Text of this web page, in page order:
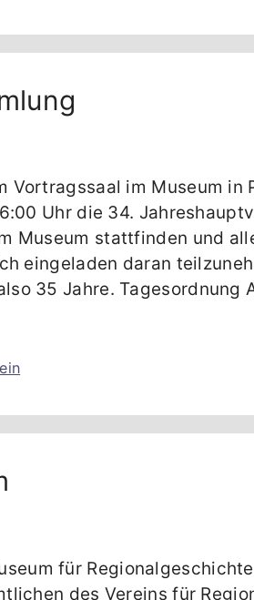
Vortragssaal im Museum in
Uhr die 34.
Museum stattfinden und
eingeladen daran
35 Jahre. Tagesordnung
für
des Vereins für